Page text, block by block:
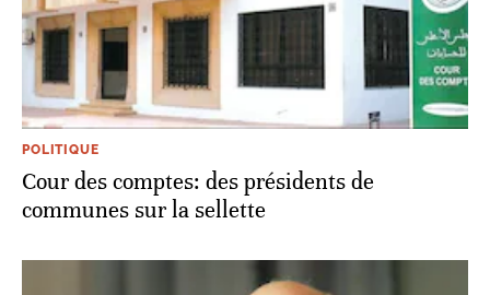
POLITIQUE
Cour des comptes: des présidents de
communes sur la sellette